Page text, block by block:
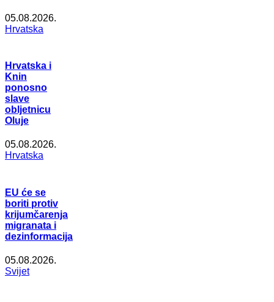
05.08.2026.
Hrvatska
Hrvatska i
Knin
ponosno
slave
obljetnicu
Oluje
05.08.2026.
Hrvatska
EU će se
boriti protiv
krijumčarenja
migranata i
dezinformacija
05.08.2026.
Svijet